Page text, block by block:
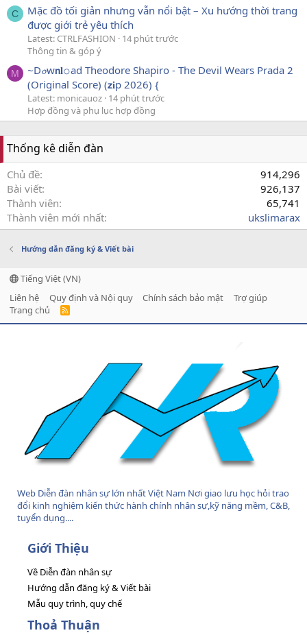
C
Mặc đồ tối giản nhưng vẫn nổi bật – Xu hướng thời trang
được giới trẻ yêu thích
Latest: CTRLFASHION
14 phút trước
Thông tin & góp ý
M
~D𝓸w𝗻𝐥𝚘ad Theodore Shapiro - The Devil Wears Prada 2
(Original Score) (𝘇𝐢p 2026) {
Latest: monicauoz 14 phút trước
Hợp đồng và phụ lục hợp đồng
Thống kê diễn đàn
Chủ đề
914,296
Bài viết
926,137
Thành viên
65,741
Thành viên mới nhất
ukslimarax
Hướng dẫn đăng ký & Viết bài
Tiếng Việt (VN)
Liên hệ
Quy định và Nội quy Chính sách bảo mật
Trợ giúp
Trang chủ
R
Web Diễn đàn nhân sự lớn nhất Việt Nam Nơi giao lưu học hỏi trao
đổi kinh nghiệm kiến thức hành chính nhân sự,kỹ năng mềm, C&B,
tuyển dụng....
Giới Thiệu
Về Diễn đàn nhân sự
Hướng dẫn đăng ký & Viết bài
Mẫu quy trình, quy chế
Thoả Thuận